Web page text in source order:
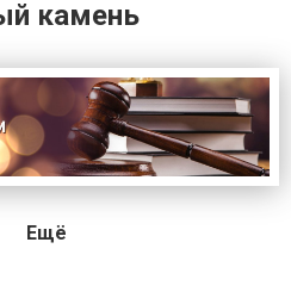
камень
Ещё